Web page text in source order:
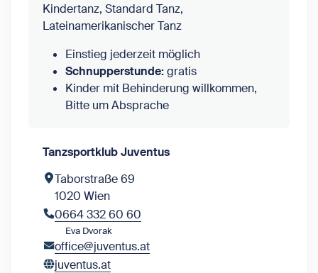
Kindertanz, Standard Tanz,
Lateinamerikanischer Tanz
Einstieg jederzeit möglich
Schnupperstunde:gratis
Kinder mit Behinderung willkommen,
Bitte um Absprache
Tanzsportklub Juventus
Taborstraße 69
1020 Wien
0664 332 60 60
Eva Dvorak
office@juventus.at
juventus.at